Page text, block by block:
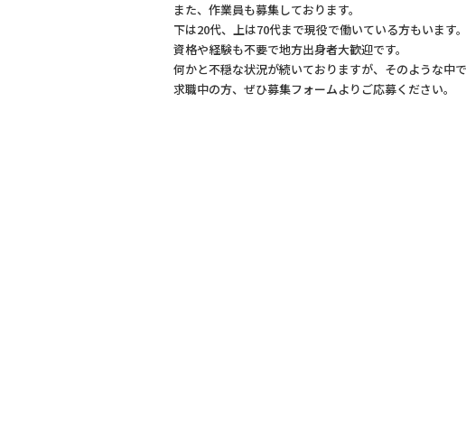
また、作業員も募集しております。
下は20代、上は70代まで現役で働いている方もいます。
資格や経験も不要で地方出身者大歓迎です。
何かと不穏な状況が続いておりますが、そのような中
求職中の方、ぜひ募集フォームよりご応募ください。